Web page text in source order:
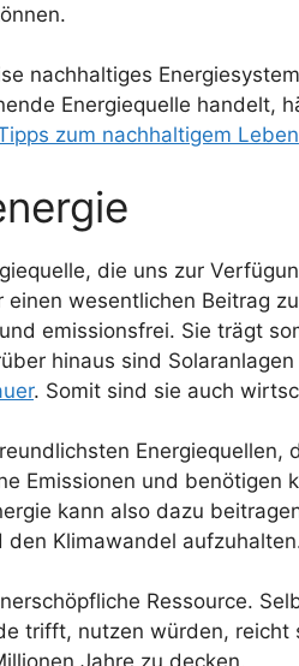
nachhaltiges
Energiequelle handelt,
zum nachhaltigem Leben
die uns zur
wesentlichen Beitrag
emissionsfrei. Sie trägt
hinaus sind
. Somit sind sie auch
Energiequellen,
Emissionen und benötigen
kann also dazu
Klimawandel
Ressource.
trifft, nutzen würden, reicht